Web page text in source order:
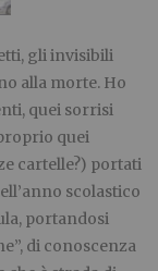
gli invisibili
alla morte. Ho
quei sorrisi
quei
cartelle?) portati
scolastico
portandosi
di conoscenza